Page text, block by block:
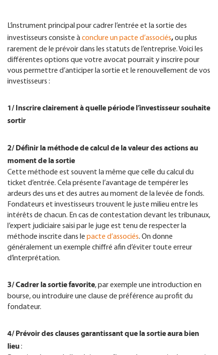
L’instrument principal pour cadrer l’entrée et la sortie des
investisseurs consiste àconclure un pacte d’associés,ou plus
rarement de le prévoir dans les statuts de l’entreprise. Voici les
différentes options que votre avocat pourrait y inscrire pour
vous permettre d’anticiper la sortie et le renouvellement de vos
investisseurs :
1/ Inscrire clairement à quelle période l’investisseur souhaite
sortir
2/ Définir la méthode de calcul de la valeur des actions au
moment de la sortie
Cette méthode est souvent la même que celle du calcul du
ticket d’entrée. Cela présente l’avantage de tempérer les
ardeurs des uns et des autres au moment de la levée de fonds.
Fondateurs et investisseurs trouvent le juste milieu entre les
intérêts de chacun. En cas de contestation devant les tribunaux,
l’expert judiciaire saisi par le juge est tenu de respecter la
méthode inscrite dans le pacte d’associés. On donne
généralement un exemple chiffré afin d’éviter toute erreur
d’interprétation.
3/ Cadrer la sortie favorite, par exemple une introduction en
bourse, ou introduire une clause de préférence au profit du
fondateur.
4/ Prévoir des clauses garantissant que la sortie aura bien
lieu: